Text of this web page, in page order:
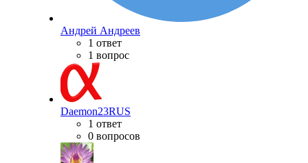
Андрей Андреев
1 ответ
1 вопрос
Daemon23RUS
1 ответ
0 вопросов